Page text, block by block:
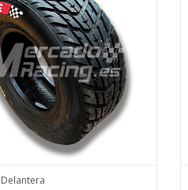
Delantera